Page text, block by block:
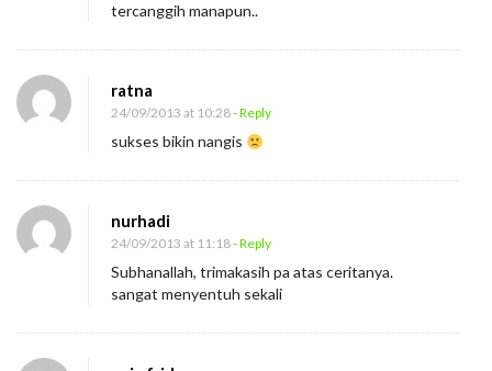
tercanggih manapun..
ratna
24/09/2013 at 10:28- Reply
sukses bikin nangis
nurhadi
24/09/2013 at 11:18- Reply
Subhanallah, trimakasih pa atas ceritanya.
sangat menyentuh sekali